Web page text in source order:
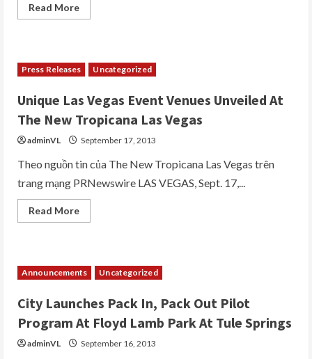
Read MoreRead
more
Vegas
Hạng
Trong
10
Thị
Trường
Ốc
Cao
Nhờ
Hệ
Trường
Học
Trong
Press Releases Uncategorized
Unique Las Vegas Event Venues Unveiled At
The New Tropicana Las Vegas
adminVL September 17, 2013
Theo nguồn tin của The New Tropicana Las Vegas trên
trang mạng PRNewswire LAS VEGAS, Sept. 17,...
Read MoreRead
more
Event
Venues
At
The
New
Tropicana
Vegas
Announcements Uncategorized
City Launches Pack In, Pack Out Pilot
Program At Floyd Lamb Park At Tule Springs
adminVL September 16, 2013